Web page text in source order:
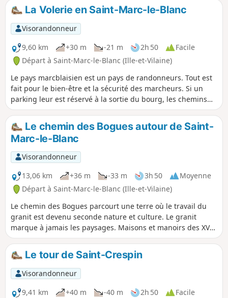
traverserez de multiples paysages en longeant une belle
partie du Bois de Gâtines pour côtoyer le Château du
Rocher Portail sans oublier d'avoir la possibilité de
découvrir le bourg de La-Selle-en-Coglès (le monastère du
Nord).
La Volerie en Saint-Marc-le-Blanc
Visorandonneur
9,60 km
+30 m -21 m 2h 50
Facile
Départ à Saint-Marc-le-Blanc (Ille-et-Vilaine)
Le pays marcblaisien est un pays de randonneurs. Tout est
fait pour le bien-être et la sécurité des marcheurs. Si un
parking leur est réservé à la sortie du bourg, les chemins
que nous empruntons ici sont entretenus et sécurisés
lorsqu'ils longent des routes.
Le chemin des Bogues autour de Saint-
Marc-le-Blanc
Visorandonneur
13,06 km
+36 m -33 m 3h 50
Moyenne
Départ à Saint-Marc-le-Blanc (Ille-et-Vilaine)
Le chemin des Bogues parcourt une terre où le travail du
granit est devenu seconde nature et culture. Le granit
marque à jamais les paysages. Maisons et manoirs des XVIe
et XVIIe siècles finissent par devenir monnaie courante
dans un pays où le roc fait même partie du nom des
villages : Rocher-Guy, Rocher Gerré, Rocher Renard,
Rochedien, ... Il est même possible de découvrir des
sculptures pariétales sur les flancs de certaines carrières,
anciens repaires des fêtes de Picaous (granitiers).
Le tour de Saint-Crespin
Visorandonneur
9,41 km
+40 m -40 m 2h 50
Facile